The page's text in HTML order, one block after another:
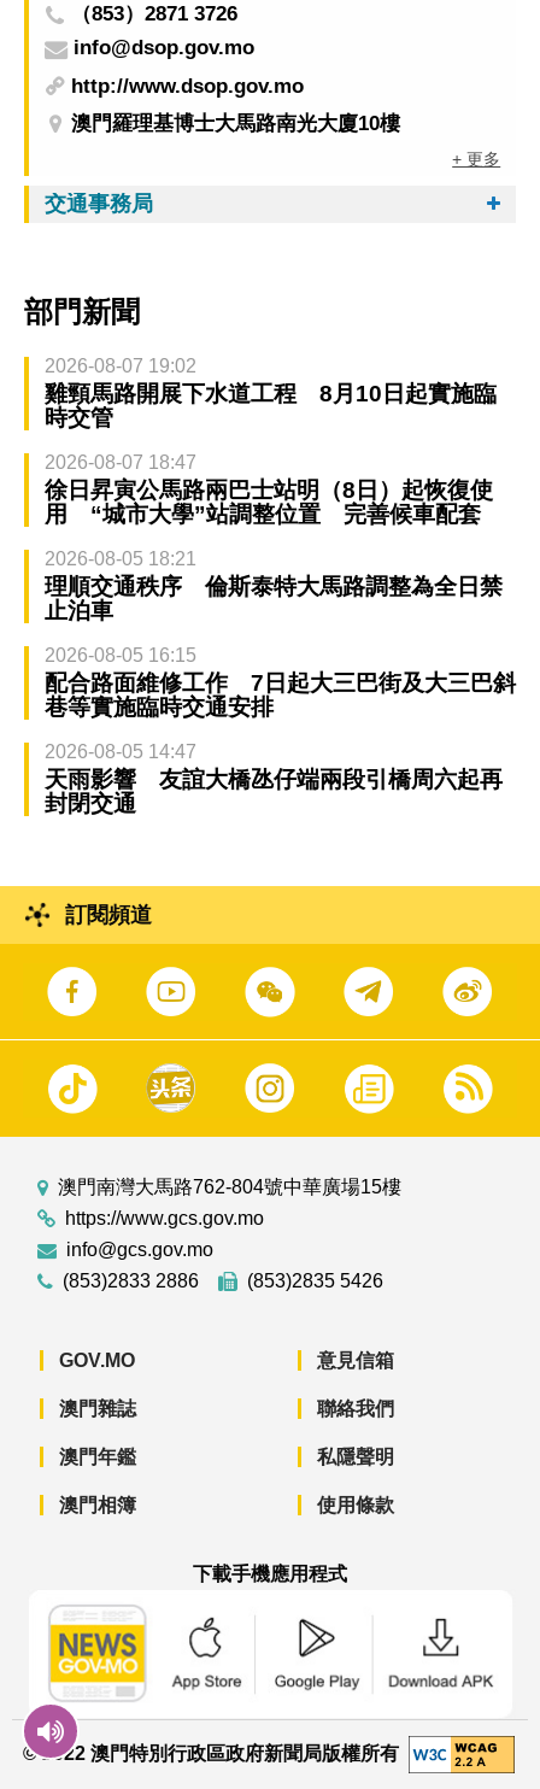
（853）2871 3726
info@dsop.gov.mo
http://www.dsop.gov.mo
澳門羅理基博士大馬路南光大廈10樓
+ 更多
交通事務局
部門新聞
2026-08-07 19:02
雞頸馬路開展下水道工程 8月10日起實施臨
時交管
2026-08-07 18:47
徐日昇寅公馬路兩巴士站明（8日）起恢復使
用 “城市大學”站調整位置 完善候車配套
2026-08-05 18:21
理順交通秩序 倫斯泰特大馬路調整為全日禁
止泊車
2026-08-05 16:15
配合路面維修工作 7日起大三巴街及大三巴斜
巷等實施臨時交通安排
2026-08-05 14:47
天雨影響 友誼大橋氹仔端兩段引橋周六起再
封閉交通
訂閱頻道
澳門南灣大馬路762-804號中華廣場15樓
https://www.gcs.gov.mo
info@gcs.gov.mo
(853)2833 2886
(853)2835 5426
GOV.MO
澳門雜誌
澳門年鑑
澳門相簿
意見信箱
聯絡我們
私隱聲明
使用條款
下載手機應用程式
© 2022 澳門特別行政區政府新聞局版權所有